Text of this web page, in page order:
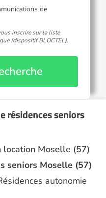
de
inscrire sur la liste
(dispositif BLOCTEL).
résidences seniors
location Moselle (57)
seniors Moselle (57)
autonomie